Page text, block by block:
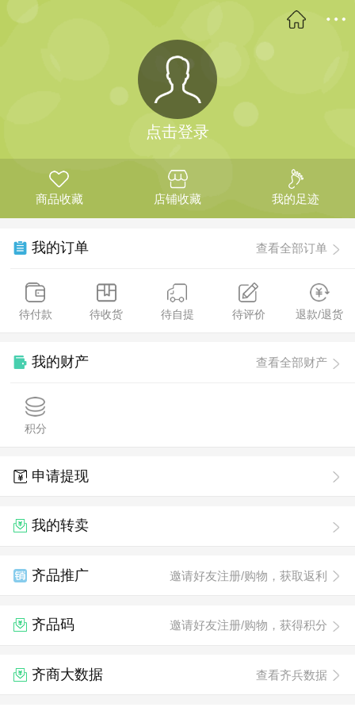
点击登录
商品收藏 店铺收藏 我的足迹
我的订单 查看全部订单
待付款 待收货 待自提 待评价 退款/退货
我的财产 查看全部财产
积分
申请提现
我的转卖
齐品推广 邀请好友注册/购物，获取返利
齐品码 邀请好友注册/购物，获得积分
齐商大数据 查看齐兵数据